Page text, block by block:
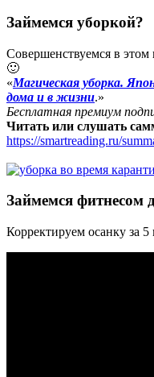
Займемся уборкой?
Совершенствуемся в этом
🙂
«Магическая уборка.
дома и в жизни.»
Бесплатная премиум
Читать или слушать
https://smartreading.ru/
Займемся фитнесом
Корректируем осанку за